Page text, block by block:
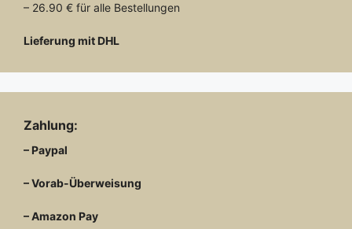
– 26.90 € für alle Bestellungen
Lieferung mit DHL
Zahlung:
– Paypal
– Vorab-Überweisung
– Amazon Pay